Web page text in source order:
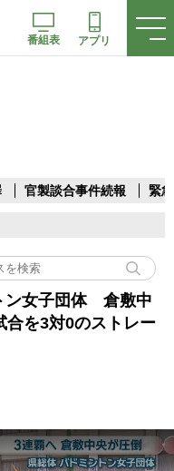
番組表 アプリ
官製談合事件続報 緊
ン女子団体 倉敷中
を3対0のストレー